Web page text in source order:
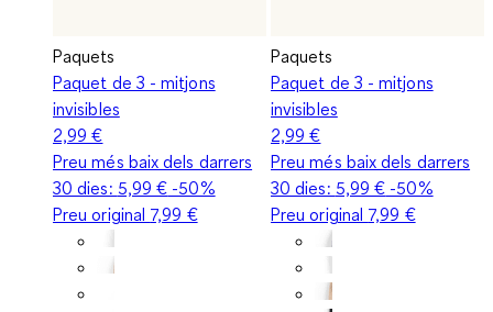
Paquets
Paquet de 3 - mitjons
invisibles
2,99 €
Preu més baix dels darrers
30 dies: 5,99 € -50%
Preu original 7,99 €
Paquets
Paquet de 3 - mitjons
invisibles
2,99 €
Preu més baix dels darrers
30 dies: 5,99 € -50%
Preu original 7,99 €